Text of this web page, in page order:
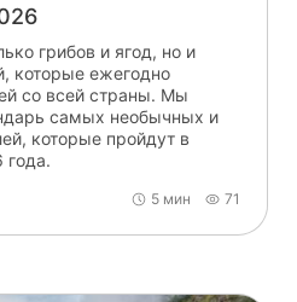
грибов и ягод, но и
которые ежегодно
со всей страны. Мы
самых необычных и
которые пройдут в
года.
5 мин 71